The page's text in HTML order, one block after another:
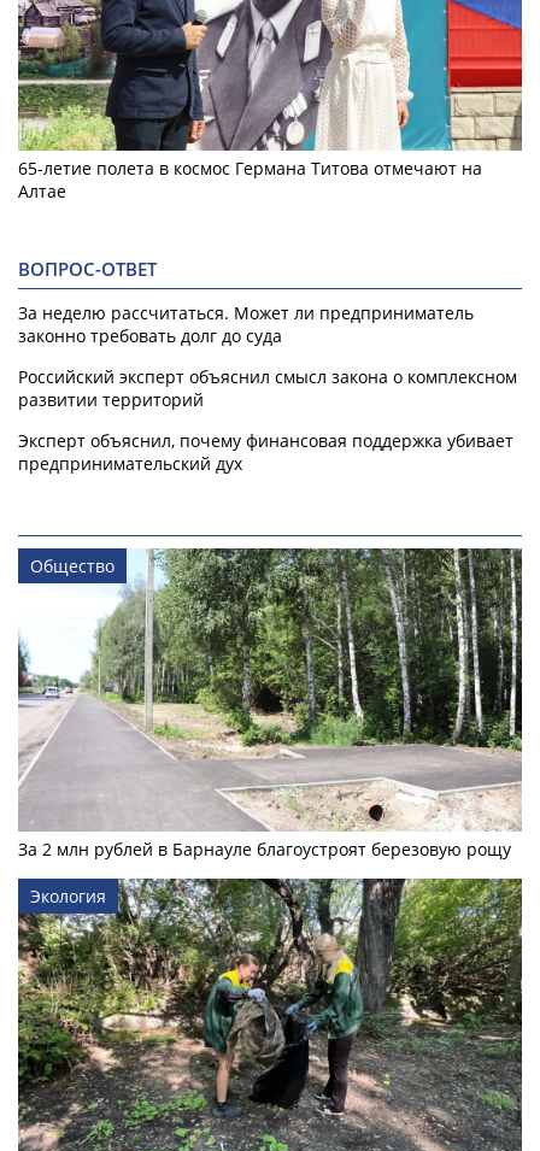
65-летие полета в космос Германа Титова отмечают на
Алтае
ВОПРОС-ОТВЕТ
За неделю рассчитаться. Может ли предприниматель
законно требовать долг до суда
Российский эксперт объяснил смысл закона о комплексном
развитии территорий
Эксперт объяснил, почему финансовая поддержка убивает
предпринимательский дух
Общество
За 2 млн рублей в Барнауле благоустроят березовую рощу
Экология